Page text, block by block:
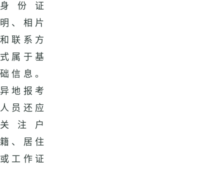
身份证
明、相片
和联系方
式属于基
础信息。
异地报考
人员还应
关注户
籍、居住
或工作证